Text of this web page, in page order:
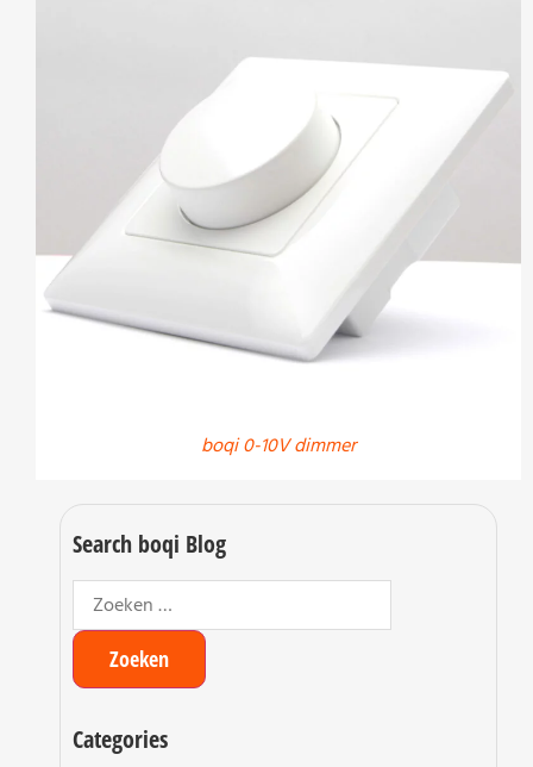
boqi 0-10V dimmer
Search boqi Blog
Categories